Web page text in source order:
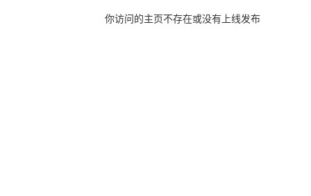
你访问的主页不存在或没有上线发布